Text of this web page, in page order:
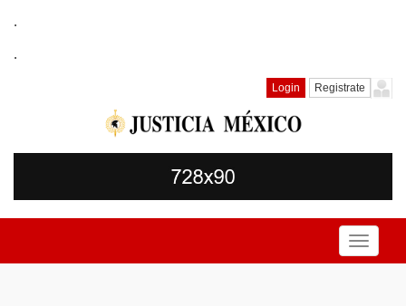
.
.
Login Registrate
Toggle